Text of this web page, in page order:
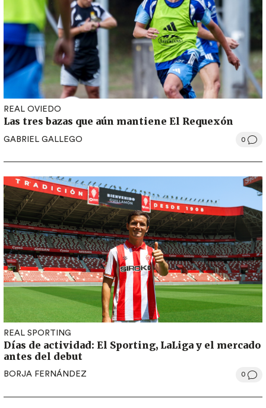
REAL OVIEDO
Las tres bazas que aún mantiene El Requexón
GABRIEL GALLEGO 0
REAL SPORTING
Días de actividad: El Sporting, LaLiga y el mercado
antes del debut
BORJA FERNÁNDEZ 0